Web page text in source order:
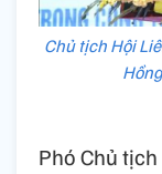
Chủ tịch Hội
Phó Chủ